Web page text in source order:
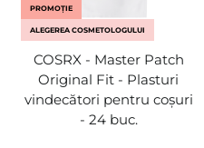
PROMOȚIE
ALEGEREA COSMETOLOGULUI
COSRX - Master Patch
Original Fit - Plasturi
vindecători pentru coșuri
- 24 buc.